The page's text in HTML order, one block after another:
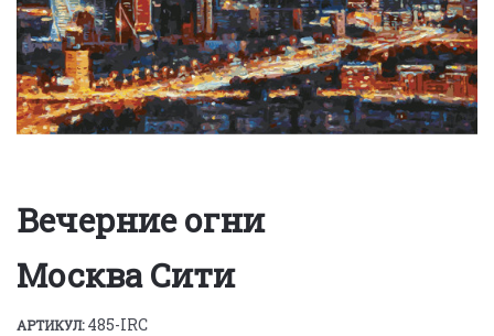
Вечерние огни
Москва Сити
АРТИКУЛ:485-IRC